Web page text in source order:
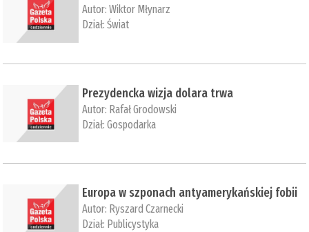
Autor:Wiktor Młynarz
Dział:Świat
Prezydencka wizja dolara trwa
Autor: Rafał Grodowski
Dział:Gospodarka
Europa w szponach antyamerykańskiej fobii
Autor: Ryszard Czarnecki
Dział: Publicystyka